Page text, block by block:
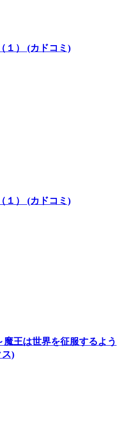
） (カドコミ)
） (カドコミ)
王は世界を征服するよう
ス)